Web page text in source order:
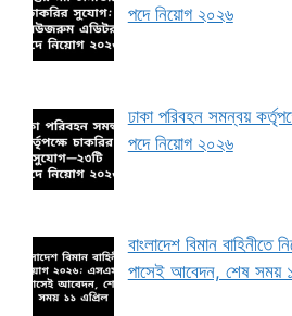
পদে নিয়োগ ২০২৬
ঢাকা পরিবহন সমন্বয়
পদে নিয়োগ ২০২৬
বাংলাদেশ বিমান
পাসেই আবেদন, শেষ সময়